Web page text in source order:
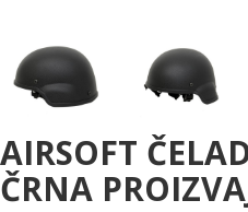
AIRSOFT
ČRNA